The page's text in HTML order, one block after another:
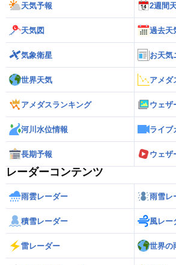
天気予報 2週間
天気図 過去天
気象衛星 お天気
世界天気 アメダ
アメダスランキング ウェザ
河川水位情報 ライブ
長期予報 ウェザ
レーダーコンテンツ
雨雲レーダー 雨雪レ
積雪レーダー 風レー
雷レーダー 世界の